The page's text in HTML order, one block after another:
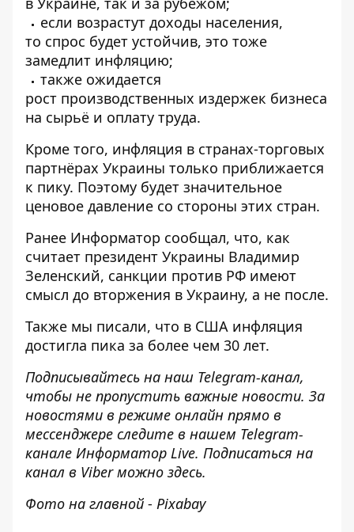
если возрастут доходы населения,
то спрос будет устойчив, это тоже
замедлит инфляцию;
также ожидается
рост производственных издержек бизнеса
на сырьё и оплату труда.
Кроме того, инфляция в странах-торговых
партнёрах Украины только приближается
к пику. Поэтому будет значительное
ценовое давление со стороны этих стран.
Ранее Информатор сообщал, что, как
считает президент Украины Владимир
Зеленский, санкции против РФ имеют
смысл до вторжения в Украину, а не после.
Также мы писали, что в США инфляция
достигла пика за более чем 30 лет.
Подписывайтесь на наш Telegram-канал,
чтобы не пропустить важные новости. За
новостями в режиме онлайн прямо в
мессенджере следите в нашем Telegram-
канале Информатор Live. Подписаться на
канал в Viber можно здесь.
Фото на главной - Рixabay